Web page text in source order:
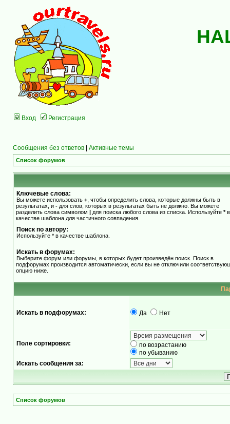
Вход Регистрация
Сообщения без ответов | Активные темы
Список форумов
Ключевые слова:
Вы можете использовать + , чтобы определить слова, которые должны быть в
результатах, и - для слов, которых в результатах быть не должно. Вы можете
разделить слова символом | для поиска любого слова из списка. Используйте *в
качестве шаблона для частичного совпадения.
Поиск по автору:
Используйте * в качестве шаблона.
Искать в форумах:
Выберите форум или форумы, в которых будет произведён поиск. Поиск в
подфорумах производится автоматически, если вы не отключили
опцию ниже.
Искать в подфорумах: Да Нет
Поле сортировки:
по возрастанию
по убыванию
Искать сообщения за:
Список форумов